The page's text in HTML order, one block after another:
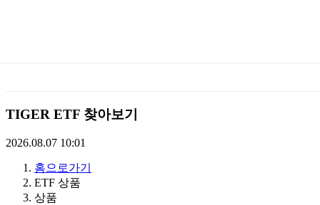
에
셋
TIGERETF
TIGER ETF 찾아보기
2026.08.07 10:01
홈으로가기
ETF 상품
상품